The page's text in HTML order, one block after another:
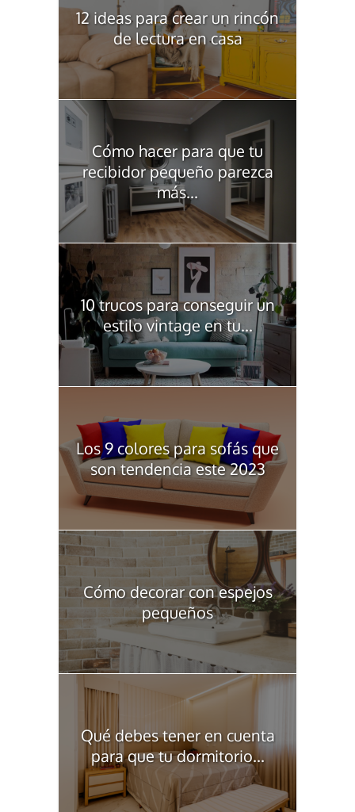
12 ideas para crear un rincón
de lectura en casa
Cómo hacer para que tu
recibidor pequeño parezca
más...
10 trucos para conseguir un
estilo vintage en tu...
Los 9 colores para sofás que
son tendencia este 2023
Cómo decorar con espejos
pequeños
Qué debes tener en cuenta
para que tu dormitorio...